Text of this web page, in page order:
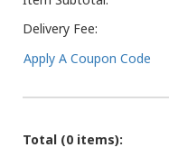
Delivery Fee:
Apply A Coupon Code
Total (0 items):